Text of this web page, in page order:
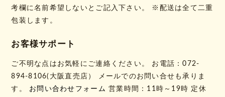
考欄に名前希望しないとご記入下さい。 ※配送は全て二重
包装します。
お客様サポート
ご不明な点はお気軽にご連絡ください。 お電話：072-
894-8106(大阪直売店） メールでのお問い合せも承りま
す。 お問い合わせフォーム 営業時間：11時～19時 定休